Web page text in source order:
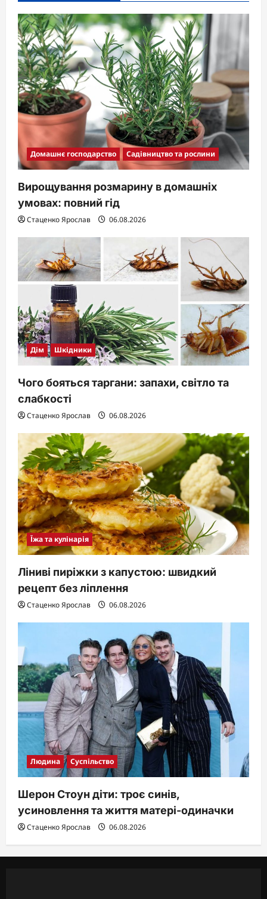
Домашнє господарство Садівництво та рослини
Вирощування розмарину в домашніх
умовах: повний гід
Стаценко Ярослав 06.08.2026
Дім Шкідники
Чого бояться таргани: запахи, світло та
слабкості
Стаценко Ярослав 06.08.2026
Їжа та кулінарія
Ліниві пиріжки з капустою: швидкий
рецепт без ліплення
Стаценко Ярослав 06.08.2026
Людина Суспільство
Шерон Стоун діти: троє синів,
усиновлення та життя матері-одиначки
Стаценко Ярослав 06.08.2026